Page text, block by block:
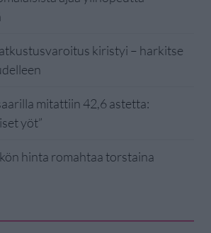
kiristyi – harkitse
mitattiin 42,6 astetta:
yöt”
hinta romahtaa torstaina